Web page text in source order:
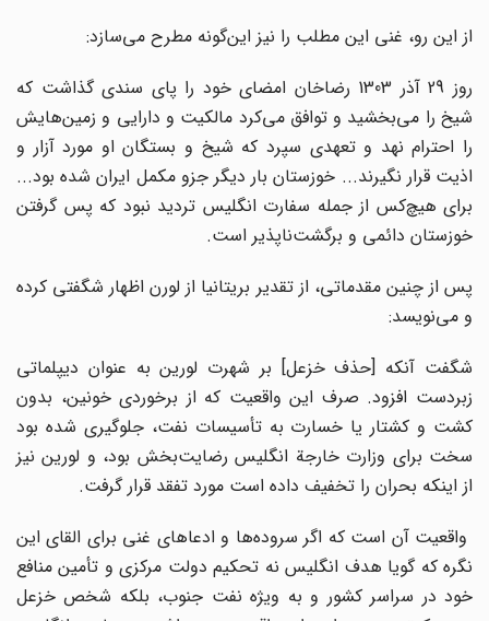
از این رو، غنی این مطلب را نیز این‌گونه مطرح می‌سازد:
روز 29 آذر 1303 رضاخان امضای خود را پای سندی گذاشت که
شیخ را می‌بخشید و توافق می‌کرد مالکیت و دارایی و زمین‌هایش
را احترام نهد و تعهدی سپرد که شیخ و بستگان او مورد آزار و
اذیت قرار نگیرند... خوزستان بار دیگر جزو مکمل ایران شده بود...
برای هیچ‌کس از جمله سفارت انگلیس تردید نبود که پس گرفتن
خوزستان دائمی و برگشت‌ناپذیر است.
پس از چنین مقدماتی، از تقدیر بریتانیا از لورن اظهار شگفتی کرده
و می‌نویسد:
شگفت آنکه [حذف خزعل] بر شهرت لورین به عنوان دیپلماتی
زبردست افزود. صرف این واقعیت که از برخوردی خونین، بدون
کشت و کشتار یا خسارت به تأسیسات نفت، جلوگیری شده بود
سخت برای وزارت خارجة انگلیس رضایت‌بخش بود، و لورین نیز
از اینکه بحران را تخفیف داده است مورد تفقد قرار گرفت.
واقعیت آن است که اگر سروده‌ها و ادعاهای غنی برای القای این
نگره که گویا هدف انگلیس نه تحکیم دولت مرکزی و تأمین منافع
خود در سراسر کشور و به ویژه نفت جنوب، بلکه شخص خزعل